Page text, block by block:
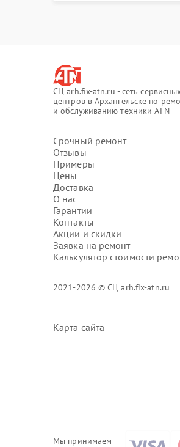
СЦ arh.fix-atn.ru - сеть
центров в Архангельске по
и обслуживанию техники ATN
Срочный ремонт
Отзывы
Примеры
Цены
Доставка
О нас
Гарантии
Контакты
Акции и скидки
Заявка на ремонт
Калькулятор стоимости
2021-2026 © СЦ arh.fix-atn.ru
Карта сайта
Мы принимаем